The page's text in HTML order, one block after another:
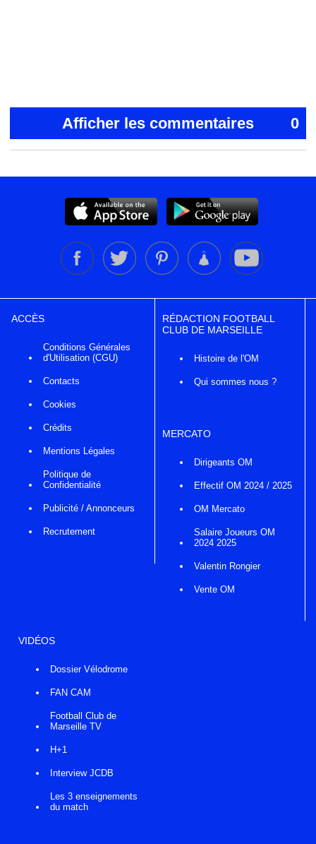
Afficher les commentaires 0
ACCÈS
Conditions Générales
d'Utilisation (CGU)
Contacts
Cookies
Crédits
Mentions Légales
Politique de
Confidentialité
Publicité / Annonceurs
Recrutement
RÉDACTION FOOTBALL
CLUB DE MARSEILLE
Histoire de l'OM
Qui sommes nous ?
MERCATO
Dirigeants OM
Effectif OM 2024 / 2025
OM Mercato
Salaire Joueurs OM
2024 2025
Valentin Rongier
Vente OM
VIDÉOS
Dossier Vélodrome
FAN CAM
Football Club de
Marseille TV
H+1
Interview JCDB
Les 3 enseignements
du match